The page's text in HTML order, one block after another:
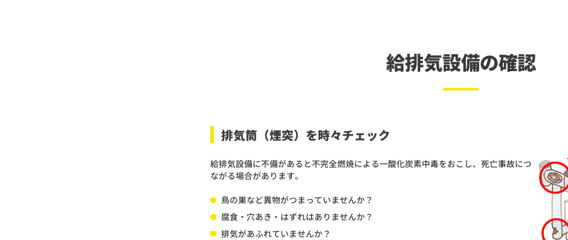
給排気設備の確認
排気筒（煙突）を時々チェック
給排気設備に不備があると不完全燃焼による一酸化炭素中毒をおこし、死亡事故につ
ながる場合があります。
鳥の巣など異物がつまっていませんか？
腐食・穴あき・はずれはありませんか？
排気があふれていませんか？